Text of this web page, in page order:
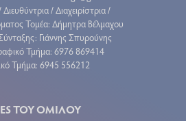
Διευθύντρια / Διαχειρίστρια /
Τομέα: Δήμητρα Βέλμαχου
Γιάννης Σπυρούνης
Τμήμα: 6976 869414
Τμήμα: 6945 556212
ΤΟΥ ΟΜΙΛΟΥ